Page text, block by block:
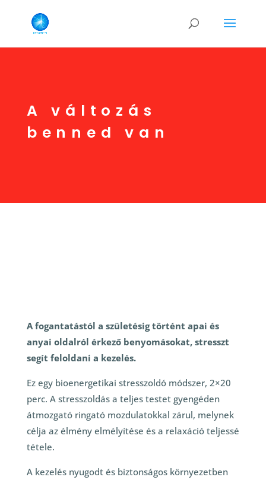
A változás
benned van
A fogantatástól a születésig történt apai és
anyai oldalról érkező benyomásokat, stresszt
segít feloldani a kezelés.
Ez egy bioenergetikai stresszoldó módszer, 2×20
perc. A stresszoldás a teljes testet gyengéden
átmozgató ringató mozdulatokkal zárul, melynek
célja az élmény elmélyítése és a relaxáció teljessé
tétele.
A kezelés nyugodt és biztonságos környezetben